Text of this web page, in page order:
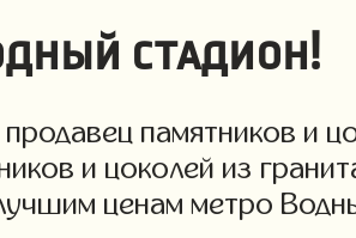
стадион!
памятников и
и цоколей из
ценам метро